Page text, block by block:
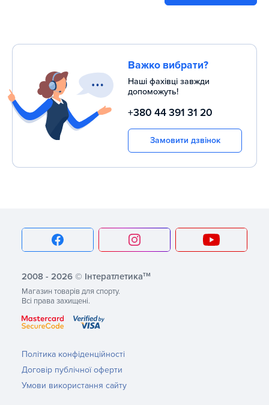
Важко вибрати?
Наші фахівці завжди
допоможуть!
+380 44 391 31 20
Замовити дзвінок
2008 - 2026 © Інтератлетикатм
Магазин товарів для спорту.
Всі права захищені.
Політика конфіденційності
Договір публічної оферти
Умови використання сайту